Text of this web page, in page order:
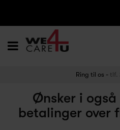
Ring til os - tlf.
Ønsker i
betalinger over